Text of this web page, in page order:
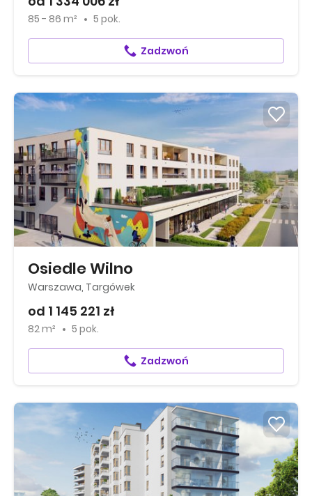
85 - 86 m² 5 pok.
Zadzwoń
Osiedle Wilno
Warszawa, Targówek
od 1 145 221 zł
82 m² 5 pok.
Zadzwoń